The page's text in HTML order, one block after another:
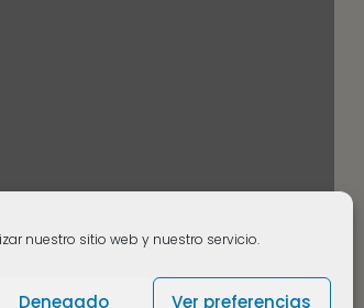
nuestro sitio web y nuestro servicio.
Denegado Ver preferencias